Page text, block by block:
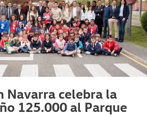
Navarra celebra la
125.000 al Parque